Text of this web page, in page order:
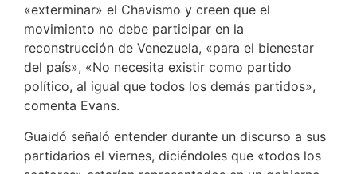
«exterminar» el Chavismo y creen que el
movimiento no debe participar en la
reconstrucción de Venezuela, «para el bienestar
del país», «No necesita existir como partido
político, al igual que todos los demás partidos»,
comenta Evans.
Guaidó señaló entender durante un discurso a sus
partidarios el viernes, diciéndoles que «todos los